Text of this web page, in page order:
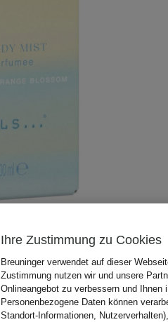
Ihre Zustimmung zu Cookies
Breuninger verwendet auf dieser
Zustimmung nutzen wir und unsere
Onlineangebot zu verbessern und Ihnen
Personenbezogene Daten können
Standort-Informationen,